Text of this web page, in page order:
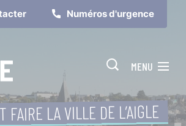
Numéros d'urgence
MENU
FAIRE LA VILLE DE L’AIGLE
panel